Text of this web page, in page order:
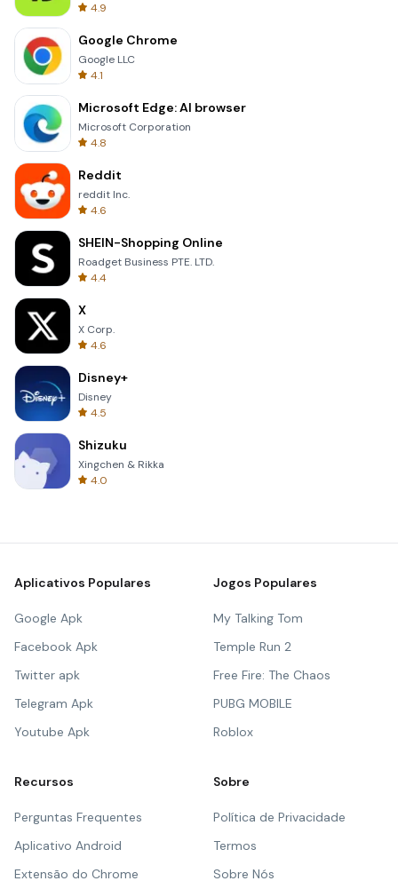
4.9
Google Chrome
Google LLC
4.1
Microsoft Edge: AI browser
Microsoft Corporation
4.8
Reddit
reddit Inc.
4.6
SHEIN-Shopping Online
Roadget Business PTE. LTD.
4.4
X
X Corp.
4.6
Disney+
Disney
4.5
Shizuku
Xingchen & Rikka
4.0
Aplicativos Populares
Google Apk
Facebook Apk
Twitter apk
Telegram Apk
Youtube Apk
Jogos Populares
My Talking Tom
Temple Run 2
Free Fire: The Chaos
PUBG MOBILE
Roblox
Recursos
Perguntas Frequentes
Aplicativo Android
Extensão do Chrome
Sobre
Política de Privacidade
Termos
Sobre Nós